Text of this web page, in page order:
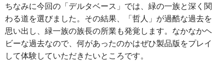
ちなみに今回の「デルタベース」では、緑の一族と深く関
わる道を選びました。その結果、「哲人」が過酷な過去を
思い出し、緑一族の族長の所業も発覚します。なかなかヘ
ビーな過去なので、何があったのかはぜひ製品版をプレイ
して体験していただきたいところです。